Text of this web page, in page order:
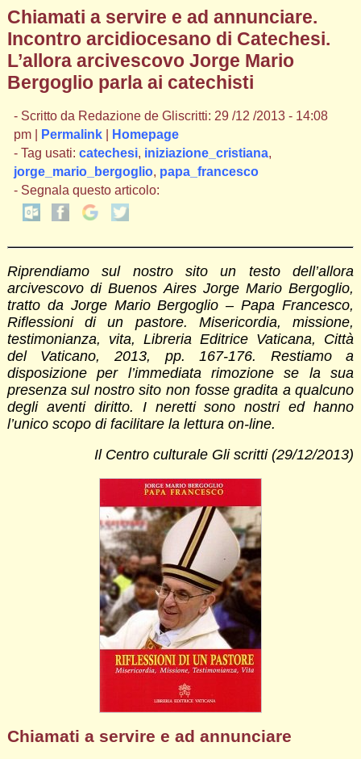
Chiamati a servire e ad annunciare.
Incontro arcidiocesano di Catechesi.
L’allora arcivescovo Jorge Mario
Bergoglio parla ai catechisti
- Scritto da Redazione de Gliscritti: 29 /12 /2013 - 14:08
pm |
Permalink|
Homepage
- Tag usati: catechesi, iniziazione_cristiana,
jorge_mario_bergoglio, papa_francesco
- Segnala questo articolo:
Riprendiamo sul nostro sito un testo dell’allora
arcivescovo di Buenos Aires Jorge Mario Bergoglio,
tratto da Jorge Mario Bergoglio – Papa Francesco,
Riflessioni di un pastore. Misericordia, missione,
testimonianza, vita, Libreria Editrice Vaticana, Città
del Vaticano, 2013, pp. 167-176. Restiamo a
disposizione per l’immediata rimozione se la sua
presenza sul nostro sito non fosse gradita a qualcuno
degli aventi diritto. I neretti sono nostri ed hanno
l’unico scopo di facilitare la lettura on-line.
Il Centro culturale Gli scritti (29/12/2013)
Chiamati a servire e ad annunciare